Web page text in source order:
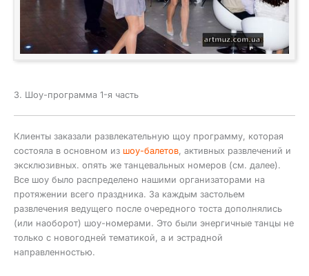
3. Шоу-программа 1-я часть
Клиенты заказали развлекательную щоу программу, которая
состояла в основном из шоу-балетов, активных развлечений и
эксклюзивных. опять же танцевальных номеров (см. далее).
Все шоу было распределено нашими организаторами на
протяжении всего праздника. За каждым застольем
развлечения ведущего после очередного тоста дополнялись
(или наоборот) шоу-номерами. Это были энергичные танцы не
только с новогодней тематикой, а и эстрадной
направленностью.